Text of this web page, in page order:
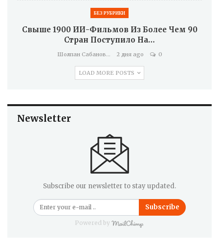
БЕЗ РУБРИКИ
Свыше 1900 ИИ-Фильмов Из Более Чем 90
Стран Поступило На…
Шолпан Сабанова 2 дня ago 0
LOAD MORE POSTS
Newsletter
Subscribe our newsletter to stay updated.
Subscribe
Powered by